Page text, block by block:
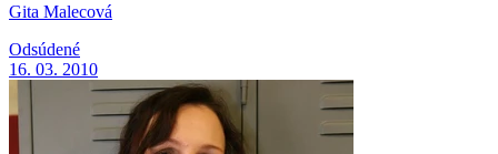
Gita Malecová
Odsúdené
16. 03. 2010